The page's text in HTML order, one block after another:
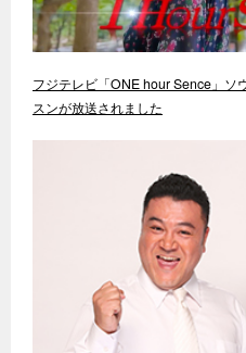
フジテレビ「ONE hour Sence」ソ
スンが放送されました